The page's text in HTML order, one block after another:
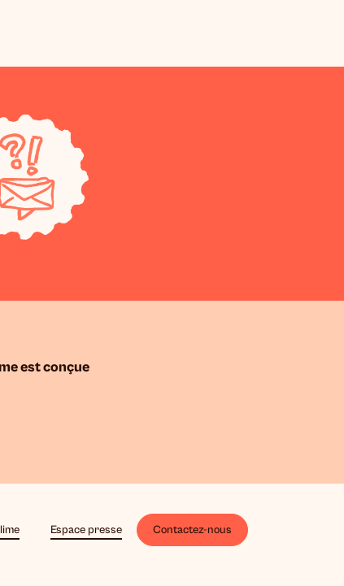
est conçue
Espace presse Contactez-nous